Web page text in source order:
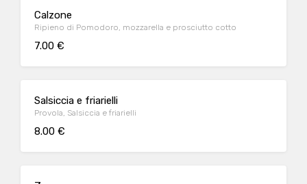
Calzone
Ripieno di Pomodoro, mozzarella e prosciutto cotto
7.00 €
Salsiccia e friarielli
Provola, Salsiccia e friarielli
8.00 €